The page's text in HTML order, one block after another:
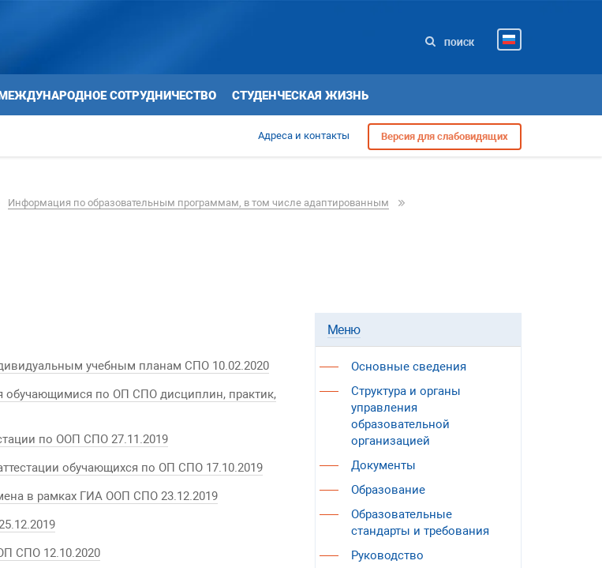
ПОИСК
СОТРУДНИЧЕСТВО СТУДЕНЧЕСКАЯ ЖИЗНЬ
Адреса и контакты Версия для слабовидящих
Информация по образовательным программам, в том числе адаптированным
учебным планам СПО 10.02.2020
обучающимися по ОП СПО дисциплин, практик,
по ООП СПО 27.11.2019
обучающихся по ОП СПО 17.10.2019
в рамках ГИА ООП СПО 23.12.2019
СПО 12.10.2020
Меню
Основные сведения
Структура и органы
управления
образовательной
организацией
Документы
Образование
Образовательные
стандарты и требования
Руководство